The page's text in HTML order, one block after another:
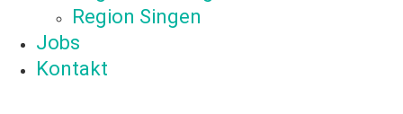
Region Singen
Jobs
Kontakt